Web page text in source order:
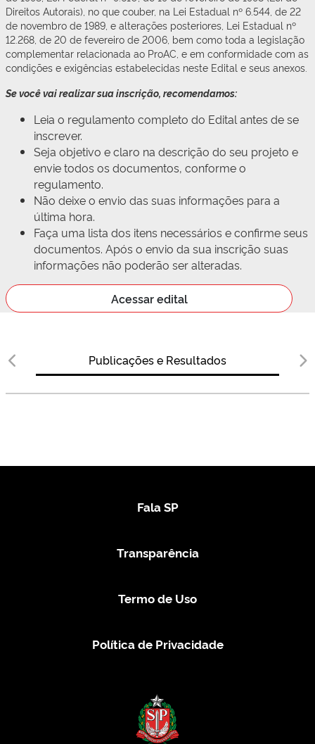
Direitos Autorais), no que couber, na Lei Estadual nº 6.544, de 22
de novembro de 1989, e alterações posteriores, Lei Estadual nº
12.268, de 20 de fevereiro de 2006, bem como toda a legislação
complementar relacionada ao ProAC, e em conformidade com as
condições e exigências estabelecidas neste Edital e seus anexos.
Se você vai realizar sua inscrição, recomendamos:
Leia o regulamento completo do Edital antes de se
inscrever.
Seja objetivo e claro na descrição do seu projeto e
envie todos os documentos, conforme o
regulamento.
Não deixe o envio das suas informações para a
última hora.
Faça uma lista dos itens necessários e confirme seus
documentos. Após o envio da sua inscrição suas
informações não poderão ser alteradas.
Acessar edital
Publicações e Resultados
Fala SP
Transparência
Termo de Uso
Política de Privacidade